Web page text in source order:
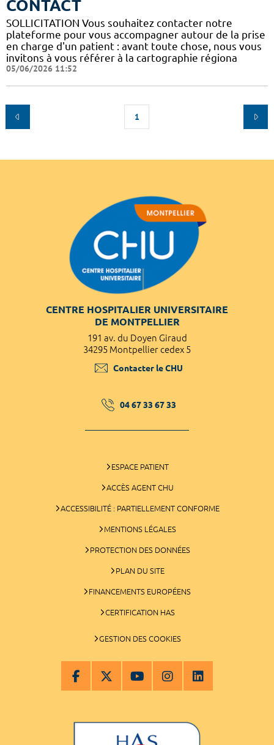
CONTACT
SOLLICITATION Vous souhaitez contacter notre
plateforme pour vous accompagner autour de la prise
en charge d'un patient : avant toute chose, nous vous
invitons à vous référer à la cartographie régiona
05/06/2026 11:52
1
CENTRE HOSPITALIER UNIVERSITAIRE
DE MONTPELLIER
191 av. du Doyen Giraud
34295 Montpellier cedex 5
Contacter le CHU
04 67 33 67 33
ESPACE PATIENT
ACCÈS AGENT CHU
ACCESSIBILITÉ : PARTIELLEMENT CONFORME
MENTIONS LÉGALES
PROTECTION DES DONNÉES
PLAN DU SITE
FINANCEMENTS EUROPÉENS
CERTIFICATION HAS
GESTION DES COOKIES